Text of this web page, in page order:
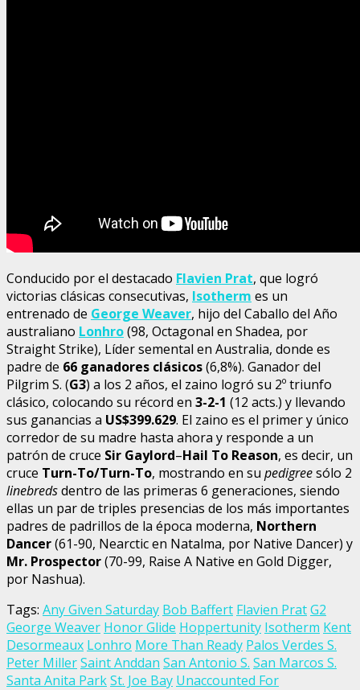
Conducido por el destacado Flavien Prat, que logró
victorias clásicas consecutivas, Isotherm es un
entrenado de George Weaver, hijo del Caballo del Año
australiano Lonhro(98, Octagonal en Shadea, por
Straight Strike), Líder semental en Australia, donde es
padre de 66 ganadores clásicos(6,8%). Ganador del
Pilgrim S. (G3) a los 2 años, el zaino logró su 2º triunfo
clásico, colocando su récord en 3-2-1 (12 acts.) y llevando
sus ganancias a US$399.629. El zaino es el primer y único
corredor de su madre hasta ahora y responde a un
patrón de cruce Sir Gaylord–Hail To Reason, es decir, un
cruce Turn-To/Turn-To, mostrando en su pedigreesólo 2
linebredsdentro de las primeras 6 generaciones, siendo
ellas un par de triples presencias de los más importantes
padres de padrillos de la época moderna, Northern
Dancer(61-90, Nearctic en Natalma, por Native Dancer) y
Mr. Prospector(70-99, Raise A Native en Gold Digger,
por Nashua).
Tags: Any Given Saturday Bob Baffert Flavien PratG2
George Weaver Honor Glide Hoppertunity Isotherm Kent
Desormeaux Lonhro More Than Ready Palos Verdes S.
Peter MillerSaint Anddan San Antonio S. San Marcos S.
Santa Anita ParkSt. Joe Bay Unaccounted For